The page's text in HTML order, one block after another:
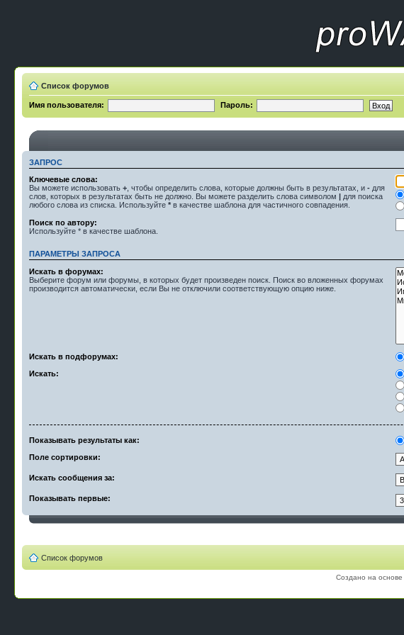
Список форумов
Имя пользователя: Пароль:
ЗАПРОС
Ключевые слова:
Вы можете использовать + , чтобы определить слова, которые должны быть в результатах, и - для
слов, которых в результатах быть не должно. Вы можете разделить слова символом | для поиска
любого слова из списка. Используйте * в качестве шаблона для частичного совпадения.
Поиск по автору:
Используйте * в качестве шаблона.
ПАРАМЕТРЫ ЗАПРОСА
Искать в форумах:
Выберите форум или форумы, в которых будет произведен поиск. Поиск во вложенных форумах
производится автоматически, если Вы не отключили соответствующую опцию ниже.
Искать в подфорумах:
Искать:
Показывать результаты как:
Поле сортировки:
Искать сообщения за:
Показывать первые:
Список форумов
Создано на основе